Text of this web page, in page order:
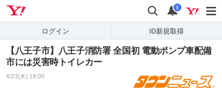
検索 通知
i
ログイン ID新規取得
【八王子市】八王子消防署 全国初 電動ポンプ車配備
市には災害時トイレカー
4/23(木) 19:00